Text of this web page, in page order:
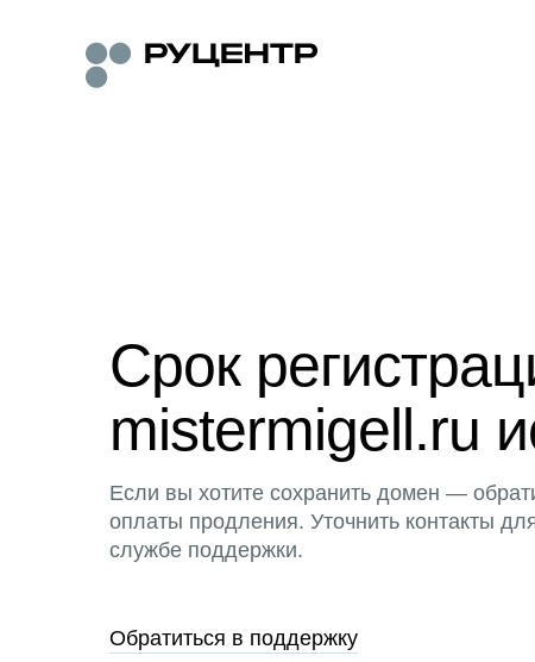
Срок
mistermigell.ru
Если вы хотите сохранить домен —
оплаты продления. Уточнить контакты
службе поддержки.
Обратиться в поддержку